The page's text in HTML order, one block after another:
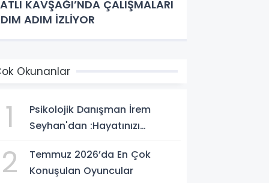
KAVŞAĞI’NDA ÇALIŞMALARI
ADIM İZLİYOR
Okunanlar
1
Psikolojik Danışman İrem
Seyhan'dan :Hayatınızı
Potansiyelinizi Keşfetmek İçin
İlk Adımı Atın!
2
Temmuz 2026’da En Çok
Konuşulan Oyuncular